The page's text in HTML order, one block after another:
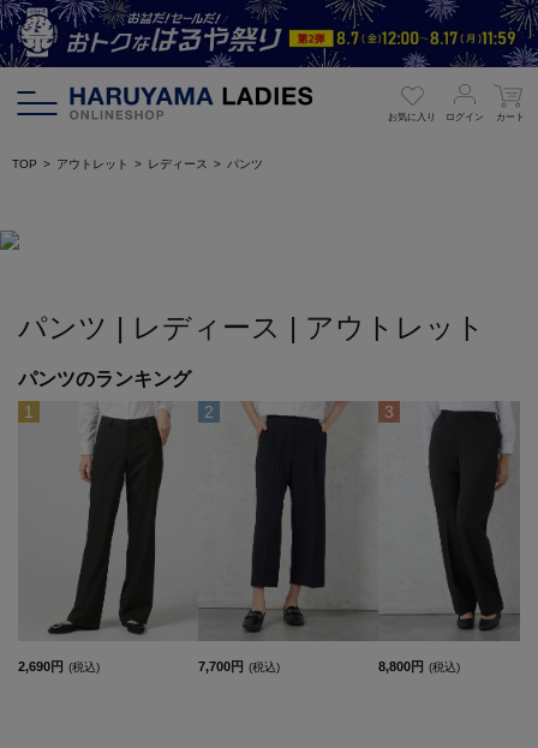
お気に入り ログイン カート
TOP アウトレット レディース パンツ
パンツ | レディース | アウトレット
パンツのランキング
1
2,690円 (税込)
2
7,700円 (税込)
3
8,800円 (税込)